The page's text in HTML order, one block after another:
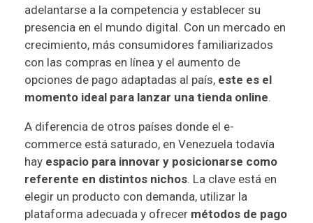
adelantarse a la competencia y establecer su
presencia en el mundo digital. Con un mercado en
crecimiento, más consumidores familiarizados
con las compras en línea y el aumento de
opciones de pago adaptadas al país, este es el
momento ideal para lanzar una tienda online.
A diferencia de otros países donde el e-
commerce está saturado, en Venezuela todavía
hay espacio para innovar y posicionarse como
referente en distintos nichos. La clave está en
elegir un producto con demanda, utilizar la
plataforma adecuada y ofrecer métodos de pago